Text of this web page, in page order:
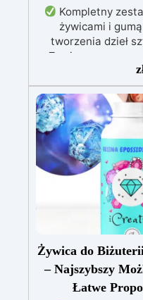
Kompletny
żywicami i
tworzenia dzieł
Zawiera
(800g) do
według uznania.
poliuretanową
według uznania i
(30 minut).
(500g), łatwa do
1:1, idealna do
form.
W
wielokrotnego
Żywica do
– Najszybszy
Łatwe